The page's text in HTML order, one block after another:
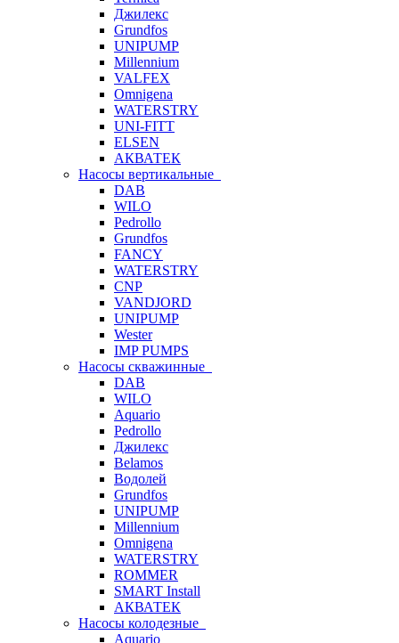
Джилекс
Grundfos
UNIPUMP
Millennium
VALFEX
Omnigena
WATERSTRY
UNI-FITT
ELSEN
АКВАТЕК
Насосы вертикальные
DAB
WILO
Pedrollo
Grundfos
FANCY
WATERSTRY
CNP
VANDJORD
UNIPUMP
Wester
IMP PUMPS
Насосы скважинные
DAB
WILO
Aquario
Pedrollo
Джилекс
Belamos
Водолей
Grundfos
UNIPUMP
Millennium
Omnigena
WATERSTRY
ROMMER
SMART Install
АКВАТЕК
Насосы колодезные
Aquario